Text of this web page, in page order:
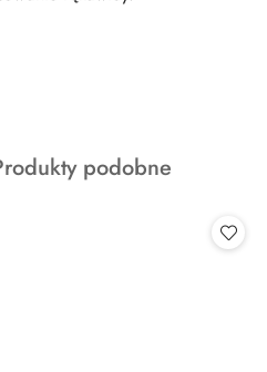
podobne